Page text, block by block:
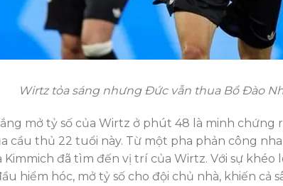
Wirtz tỏa sáng nhưng Đức vẫn thua Bồ Đào
mở tỷ số của Wirtz ở phút 48 là minh chứng
cầu thủ 22 tuổi này. Từ một pha phản công
Kimmich đã tìm đến vị trí của Wirtz. Với sự
hiểm hóc, mở tỷ số cho đội chủ nhà, khiến cả